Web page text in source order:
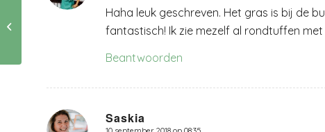
Haha leuk geschreven. Het gras is bij de
fantastisch! Ik zie mezelf al rondtuffen met
Beantwoorden
Saskia
In je kracht
zetten….hoe bedoel u